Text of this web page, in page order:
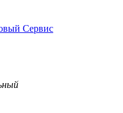
Сервис